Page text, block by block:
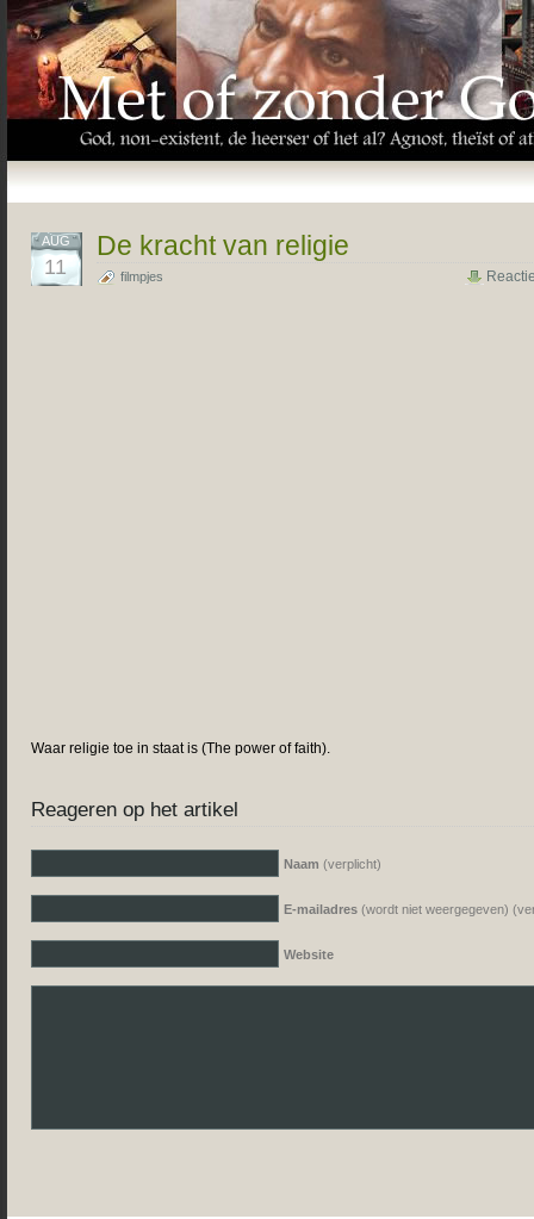
AUG
11
De kracht van religie
filmpjes
Waar religie toe in staat is (The power of faith).
Reageren op het artikel
Naam (verplicht)
E-mailadres (wordt niet weergegeven)
Website